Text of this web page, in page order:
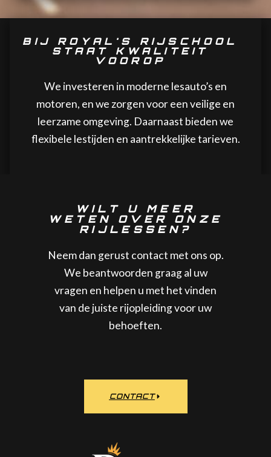
BIJ ROYAL'S RIJSCHOOL
STAAT KWALITEIT
VOOROP
We investeren in moderne lesauto’s en
motoren, en we zorgen voor een veilige en
leerzame omgeving. Daarnaast bieden we
flexibele lestijden en aantrekkelijke tarieven.
WILT U MEER
WETEN OVER ONZE
RIJLESSEN?
Neem dan gerust contact met ons op.
We beantwoorden graag al uw
vragen en helpen u met het vinden
van de juiste rijopleiding voor uw
behoeften.
CONTACT